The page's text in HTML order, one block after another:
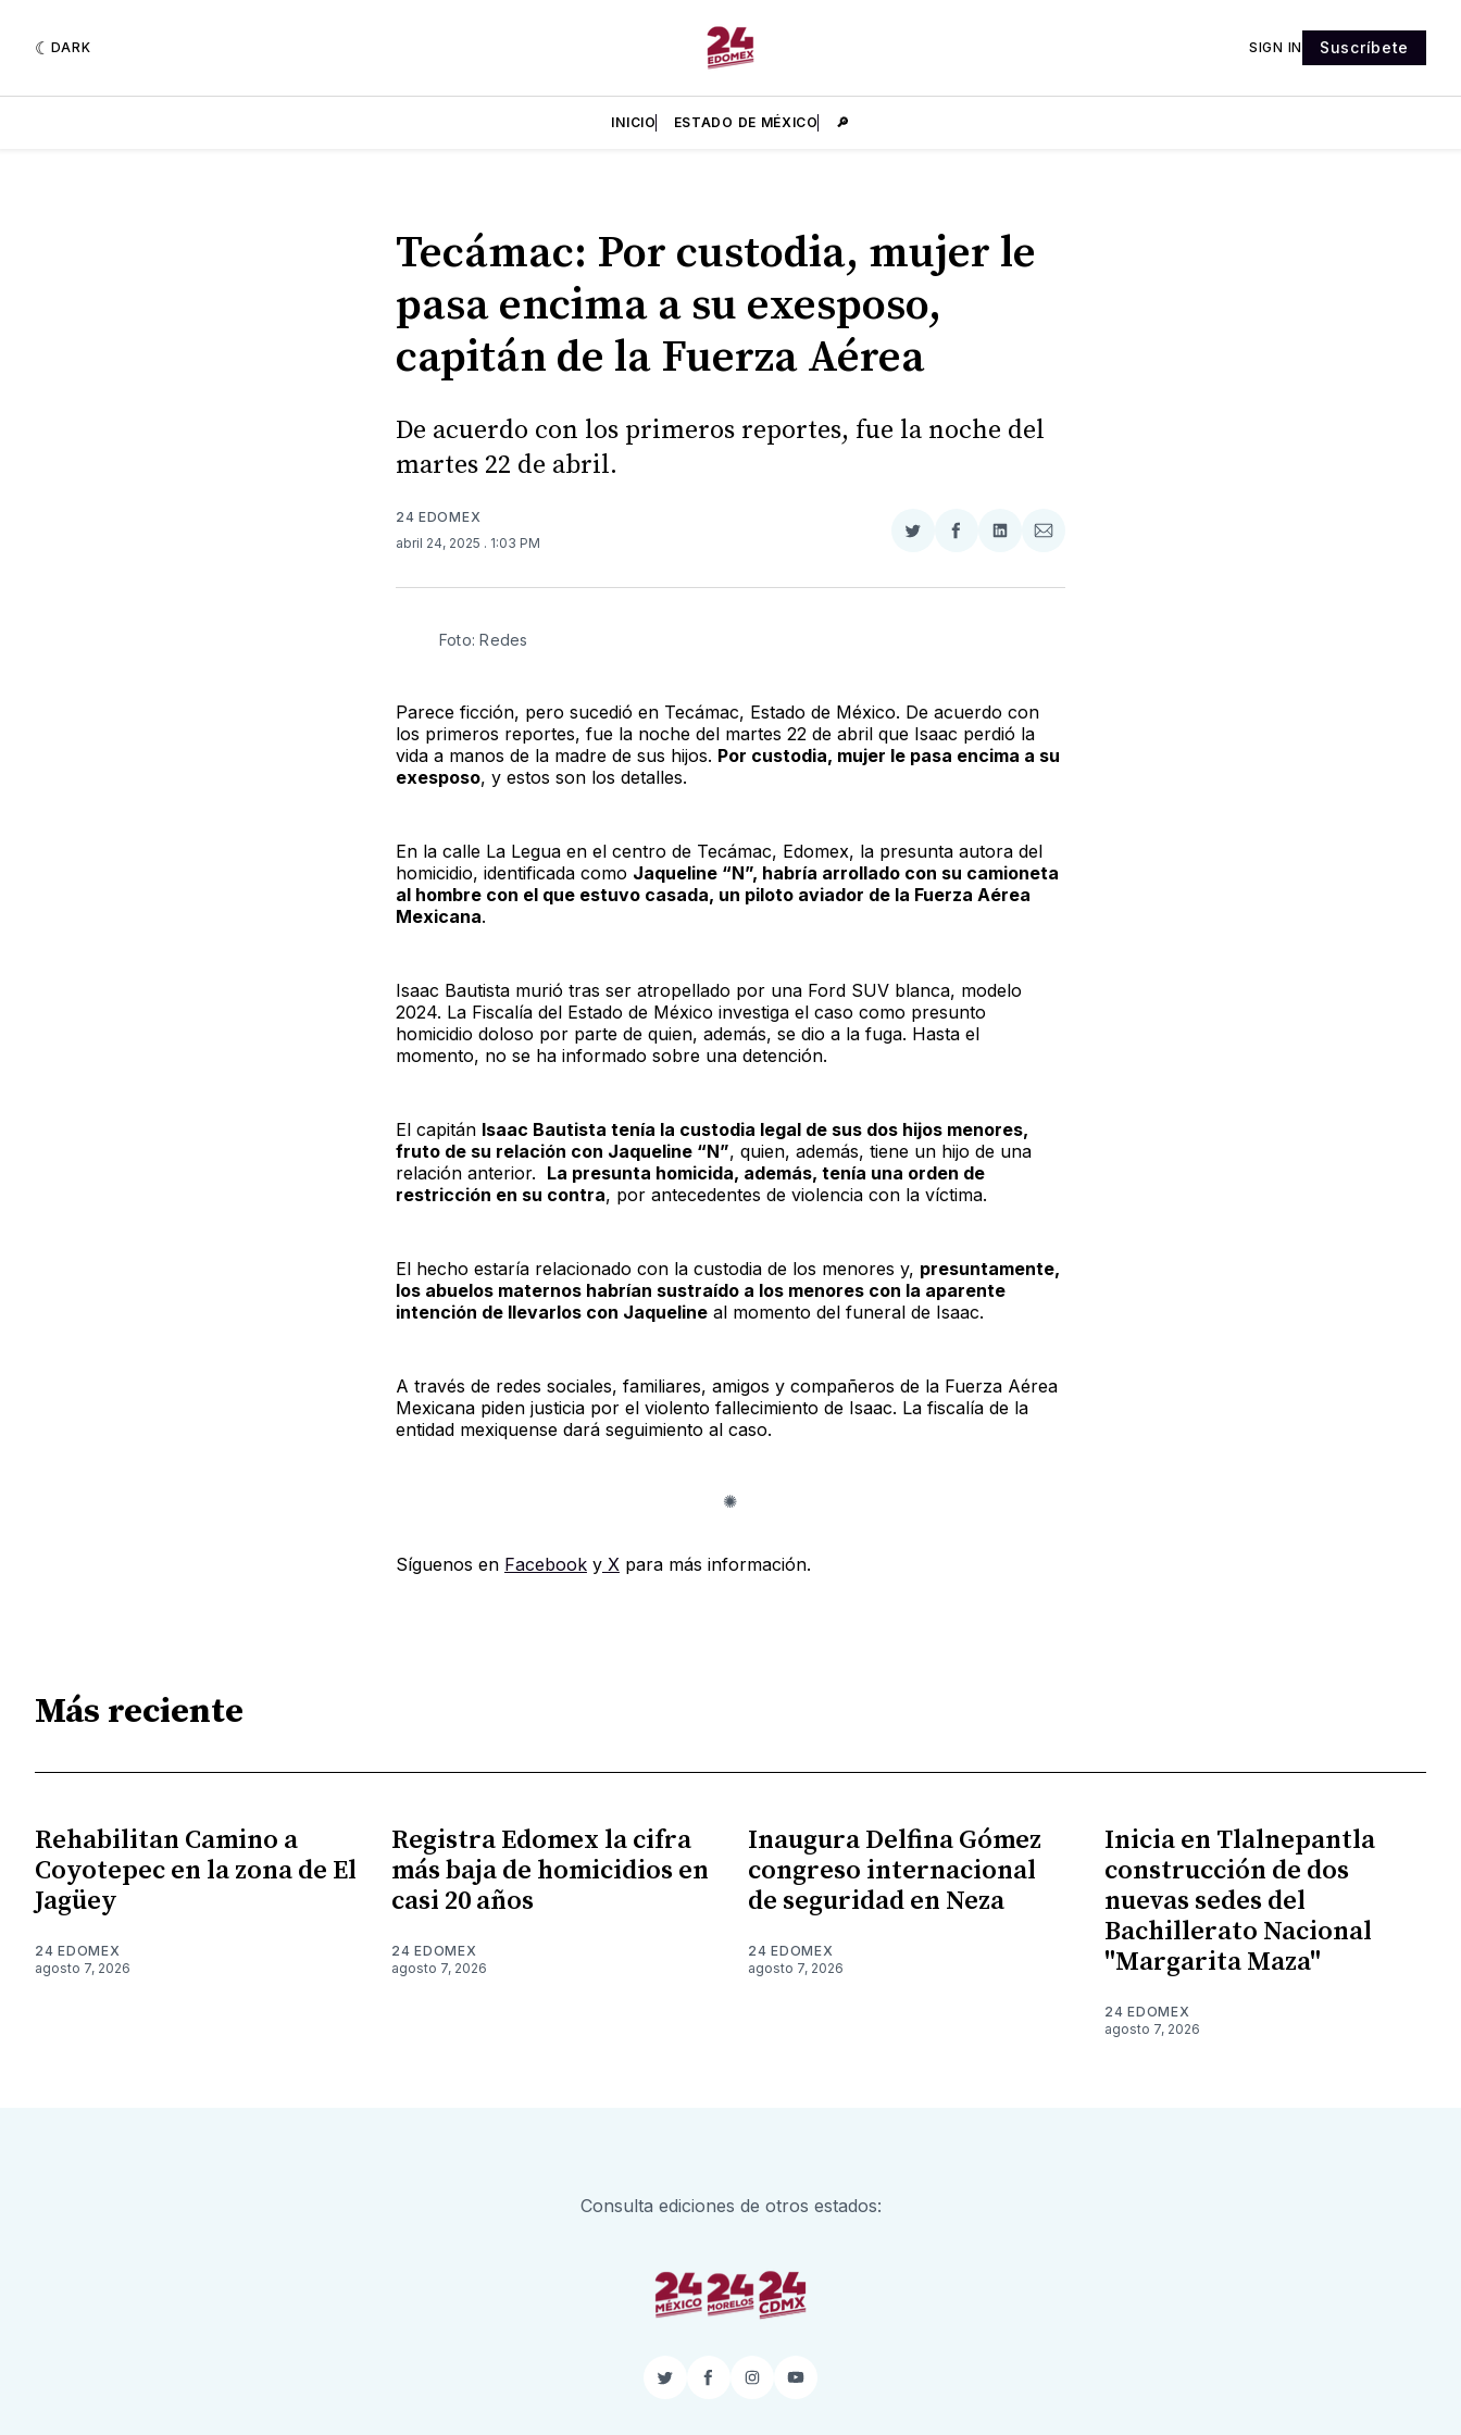
DARK SIGN IN Suscríbete
INICIO ESTADO DE MÉXICO 🔎
Tecámac: Por custodia, mujer le
pasa encima a su exesposo,
capitán de la Fuerza Aérea
De acuerdo con los primeros reportes, fue la noche del
martes 22 de abril.
24 EDOMEX
abril 24, 2025 . 1:03 PM
Compartir
Twitter
Compartir
Facebook
Compartir
LinkedIn
Compartir
Email
Foto: Redes
Parece ficción, pero sucedió en Tecámac, Estado de México. De acuerdo con
los primeros reportes, fue la noche del martes 22 de abril que Isaac perdió la
vida a manos de la madre de sus hijos. Por custodia, mujer le pasa encima a su
exesposo, y estos son los detalles.
En la calle La Legua en el centro de Tecámac, Edomex, la presunta autora del
homicidio, identificada como Jaqueline “N”, habría arrollado con su camioneta
al hombre con el que estuvo casada, un piloto aviador de la Fuerza Aérea
Mexicana.
Isaac Bautista murió tras ser atropellado por una Ford SUV blanca, modelo
2024. La Fiscalía del Estado de México investiga el caso como presunto
homicidio doloso por parte de quien, además, se dio a la fuga. Hasta el
momento, no se ha informado sobre una detención.
El capitán Isaac Bautista tenía la custodia legal de sus dos hijos menores,
fruto de su relación con Jaqueline “N”, quien, además, tiene un hijo de una
relación anterior. La presunta homicida, además, tenía una orden de
restricción en su contra, por antecedentes de violencia con la víctima.
El hecho estaría relacionado con la custodia de los menores y, presuntamente,
los abuelos maternos habrían sustraído a los menores con la aparente
intención de llevarlos con Jaquelineal momento del funeral de Isaac.
A través de redes sociales, familiares, amigos y compañeros de la Fuerza Aérea
Mexicana piden justicia por el violento fallecimiento de Isaac. La fiscalía de la
entidad mexiquense dará seguimiento al caso.
Síguenos en FacebookyX para más información.
Más reciente
Rehabilitan Camino a
Coyotepec en la zona de El
Jagüey
24 EDOMEX
agosto 7, 2026
Registra Edomex la cifra
más baja de homicidios en
casi 20 años
24 EDOMEX
agosto 7, 2026
Inaugura Delfina Gómez
congreso internacional
de seguridad en Neza
24 EDOMEX
agosto 7, 2026
Inicia en Tlalnepantla
construcción de dos
nuevas sedes del
Bachillerato Nacional
"Margarita Maza"
24 EDOMEX
agosto 7, 2026
Consulta ediciones de otros estados:
TwitterFacebook
InstagramYouTube